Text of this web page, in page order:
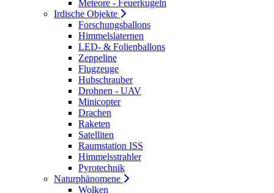
Meteore - Feuerkugeln
Irdische Objekte
Forschungsballons
Himmelslaternen
LED- & Folienballons
Zeppeline
Flugzeuge
Hubschrauber
Drohnen - UAV
Minicopter
Drachen
Raketen
Satelliten
Raumstation ISS
Himmelsstrahler
Pyrotechnik
Naturphänomene
Wolken